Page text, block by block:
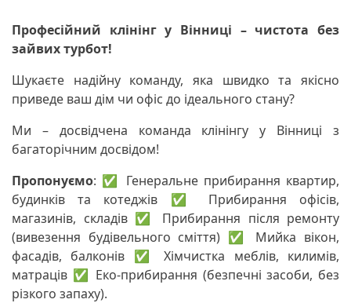
Професійний клінінг у Вінниці – чистота без
зайвих турбот!
Шукаєте надійну команду, яка швидко та якісно
приведе ваш дім чи офіс до ідеального стану?
Ми – досвідчена команда клінінгу у Вінниці з
багаторічним досвідом!
Пропонуємо: ✅ Генеральне прибирання квартир,
будинків та котеджів ✅ Прибирання офісів,
магазинів, складів ✅ Прибирання після ремонту
(вивезення будівельного сміття) ✅ Мийка вікон,
фасадів, балконів ✅ Хімчистка меблів, килимів,
матраців ✅ Еко-прибирання (безпечні засоби, без
різкого запаху).